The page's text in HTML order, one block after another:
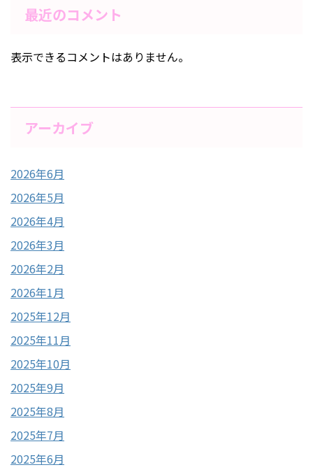
最近のコメント
表示できるコメントはありません。
アーカイブ
2026年6月
2026年5月
2026年4月
2026年3月
2026年2月
2026年1月
2025年12月
2025年11月
2025年10月
2025年9月
2025年8月
2025年7月
2025年6月